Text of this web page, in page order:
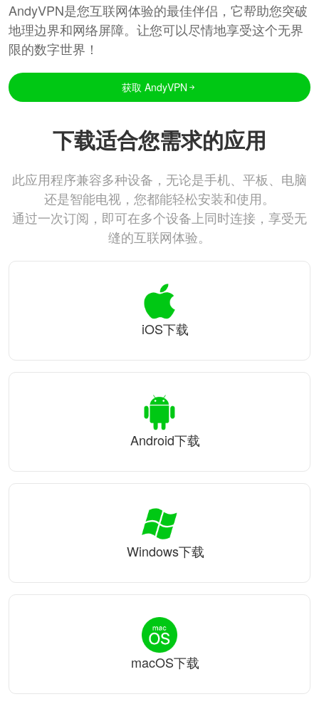
AndyVPN是您互联网体验的最佳伴侣，它帮助您突破
地理边界和网络屏障。让您可以尽情地享受这个无界
限的数字世界！
获取 AndyVPN
下载适合您需求的应用
此应用程序兼容多种设备，无论是手机、平板、电脑
还是智能电视，您都能轻松安装和使用。
通过一次订阅，即可在多个设备上同时连接，享受无
缝的互联网体验。
iOS下载
Android下载
Windows下载
macOS下载